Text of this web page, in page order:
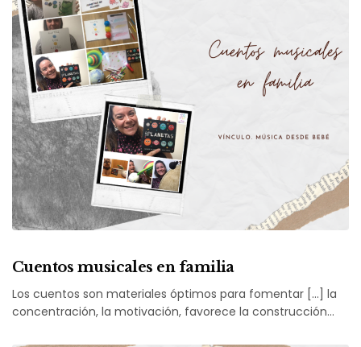
Cuentos musicales en familia
Los cuentos son materiales óptimos para fomentar […] la
concentración, la motivación, favorece la construcción…